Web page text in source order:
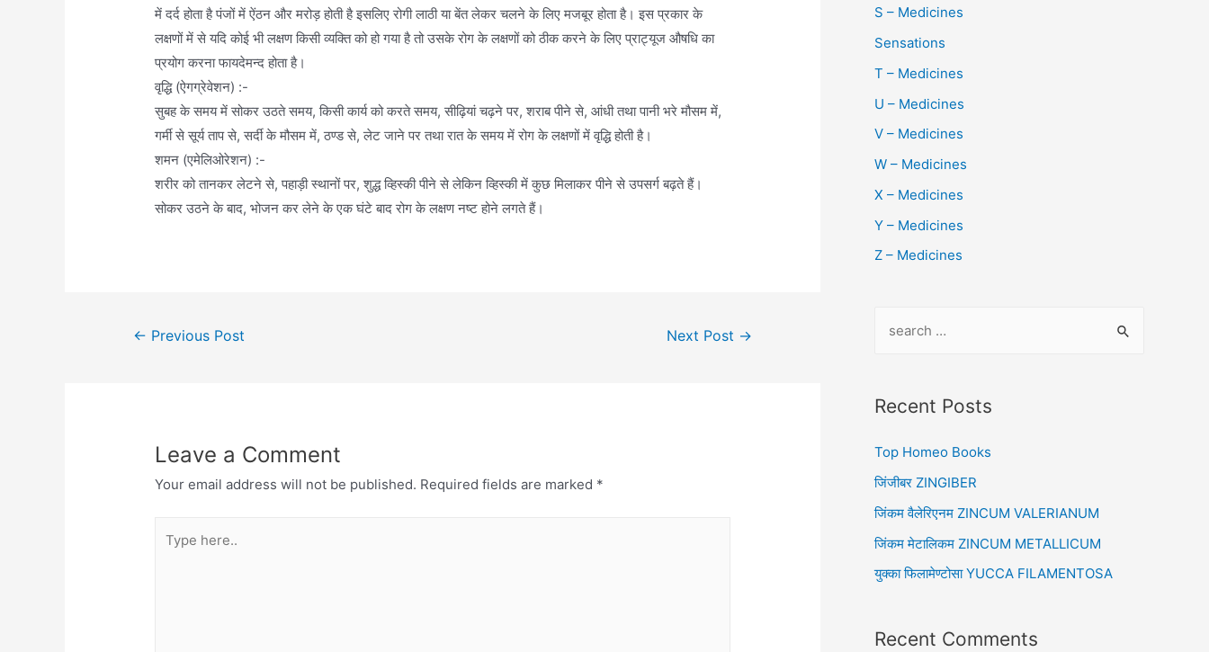
में दर्द होता है पंजों में ऐंठन और मरोड़ होती है इसलिए रोगी लाठी या बेंत लेकर चलने के लिए मजबूर होता है। इस प्रकार के
लक्षणों में से यदि कोई भी लक्षण किसी व्यक्ति को हो गया है तो उसके रोग के लक्षणों को ठीक करने के लिए प्राट्यूज औषधि का
प्रयोग करना फायदेमन्द होता है।
वृद्धि (ऐगग्रेवेशन) :-
सुबह के समय में सोकर उठते समय, किसी कार्य को करते समय, सीढ़ियां चढ़ने पर, शराब पीने से, आंधी तथा पानी भरे मौसम में,
गर्मी से सूर्य ताप से, सर्दी के मौसम में, ठण्ड से, लेट जाने पर तथा रात के समय में रोग के लक्षणों में वृद्धि होती है।
शमन (एमेलिओरेशन) :-
शरीर को तानकर लेटने से, पहाड़ी स्थानों पर, शुद्ध व्हिस्की पीने से लेकिन व्हिस्की में कुछ मिलाकर पीने से उपसर्ग बढ़ते हैं।
सोकर उठने के बाद, भोजन कर लेने के एक घंटे बाद रोग के लक्षण नष्ट होने लगते हैं।
Post← Previous Post Next Post →
Leave a Comment
Your email address will not be published. Required fields are marked *
here..
S – Medicines
Sensations
T – Medicines
U – Medicines
V – Medicines
W – Medicines
X – Medicines
Y – Medicines
Z – Medicines
r
h
f
o
r
Recent Posts
Top Homeo Books
जिंजीबर ZINGIBER
जिंकम वैलेरिएनम ZINCUM VALERIANUM
जिंकम मेटालिकम ZINCUM METALLICUM
युक्का फिलामेण्टोसा YUCCA FILAMENTOSA
Recent Comments